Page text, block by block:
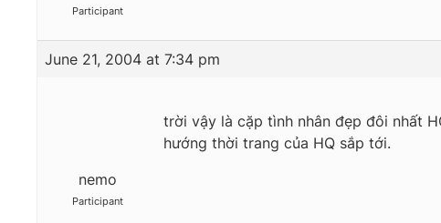
Participant
June 21, 2004 at 7:34 pm
nemo
Participant
trời vậy là cặp tình nhân đẹp đôi nhất
hướng thời trang của HQ sắp tới.